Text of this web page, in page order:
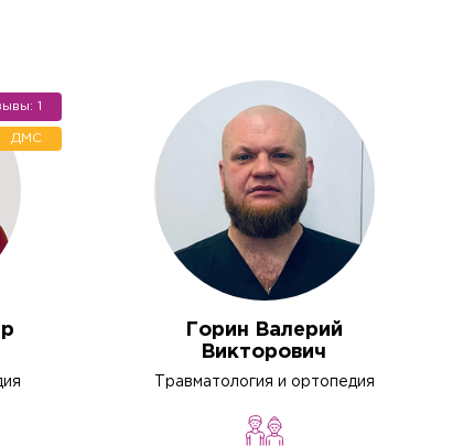
1
ДМС
Горин Валерий
Викторович
Травматология и ортопедия